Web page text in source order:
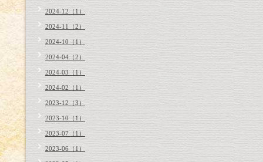
2024-12（1）
2024-11（2）
2024-10（1）
2024-04（2）
2024-03（1）
2024-02（1）
2023-12（3）
2023-10（1）
2023-07（1）
2023-06（1）